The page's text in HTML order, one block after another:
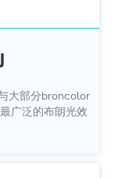
大部分broncolor
广泛的布朗光效